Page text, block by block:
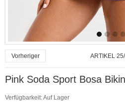
Vorheriger ARTIKEL
Pink Soda Sport Bosa
Verfügbarkeit:Auf Lager